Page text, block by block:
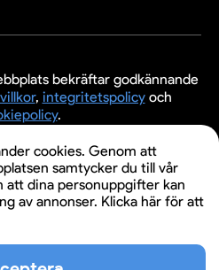
bekräftar godkännande
, integritetspolicyoch
.
cookies. Genom att
samtycker du till vår
att dina personuppgifter kan
av annonser. Klicka här för att